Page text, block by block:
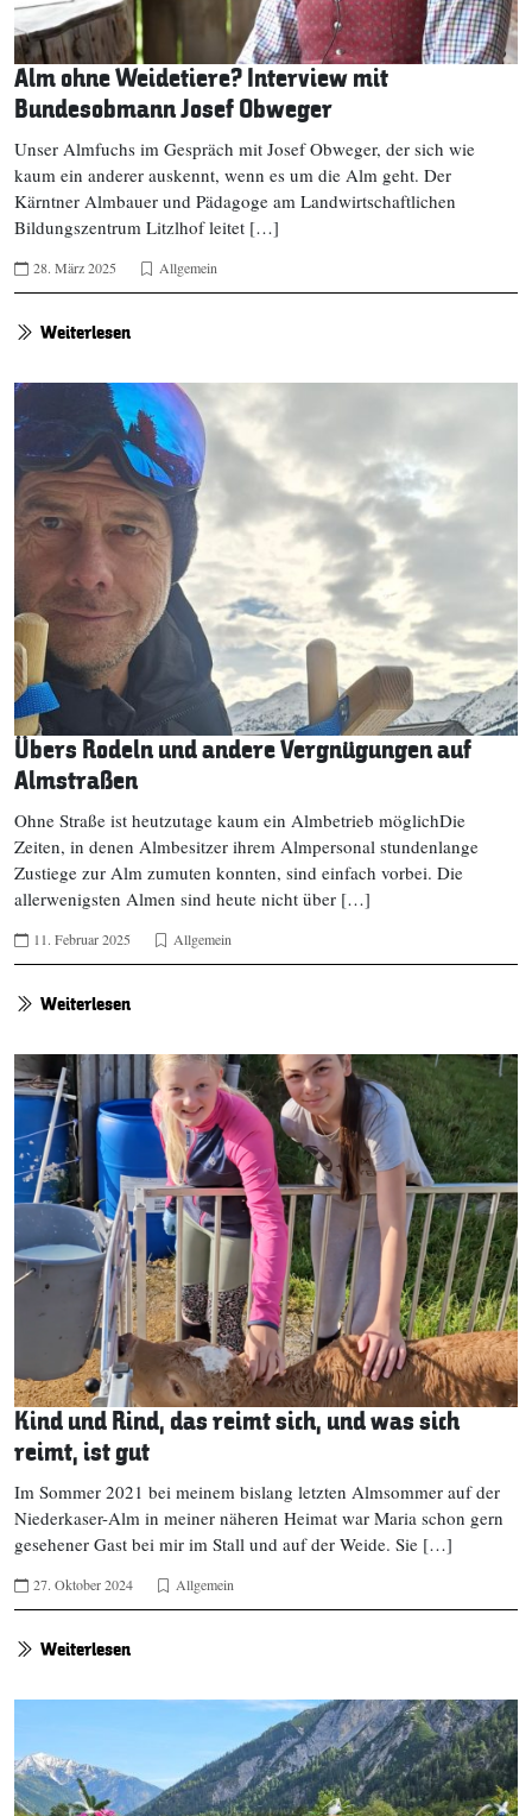
Alm ohne Weidetiere? Interview mit
Bundesobmann Josef Obweger
Unser Almfuchs im Gespräch mit Josef Obweger, der sich wie
kaum ein anderer auskennt, wenn es um die Alm geht. Der
Kärntner Almbauer und Pädagoge am Landwirtschaftlichen
Bildungszentrum Litzlhof leitet […]
28. März 2025 Allgemein
Weiterlesen
Übers Rodeln und andere Vergnügungen auf
Almstraßen
Ohne Straße ist heutzutage kaum ein Almbetrieb möglichDie
Zeiten, in denen Almbesitzer ihrem Almpersonal stundenlange
Zustiege zur Alm zumuten konnten, sind einfach vorbei. Die
allerwenigsten Almen sind heute nicht über […]
11. Februar 2025 Allgemein
Weiterlesen
Kind und Rind, das reimt sich, und was sich
reimt, ist gut
Im Sommer 2021 bei meinem bislang letzten Almsommer auf der
Niederkaser-Alm in meiner näheren Heimat war Maria schon gern
gesehener Gast bei mir im Stall und auf der Weide. Sie […]
27. Oktober 2024 Allgemein
Weiterlesen